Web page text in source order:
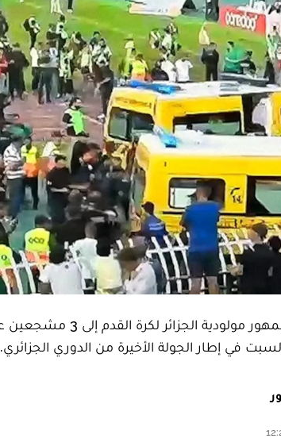
في إطار الجولة الأخيرة من الدوري الجزائري.